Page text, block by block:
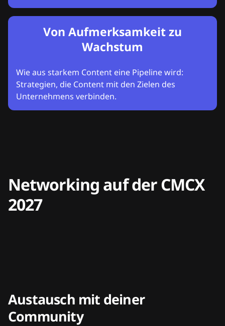
Von Aufmerksamkeit zu
Wachstum
Wie aus starkem Content eine Pipeline wird:
Strategien, die Content mit den Zielen des
Unternehmens verbinden.
Networking auf der CMCX
2027
Austausch mit deiner
Community